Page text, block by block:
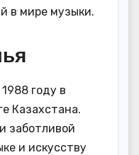
в мире музыки.
году в
Казахстана.
заботливой
и искусству